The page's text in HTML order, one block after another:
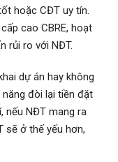
hoặc CĐT uy tín.
cao CBRE, hoạt
rủi ro với NĐT.
dự án hay không
đòi lại tiền đặt
nếu NĐT mang ra
sẽ ở thế yếu hơn,